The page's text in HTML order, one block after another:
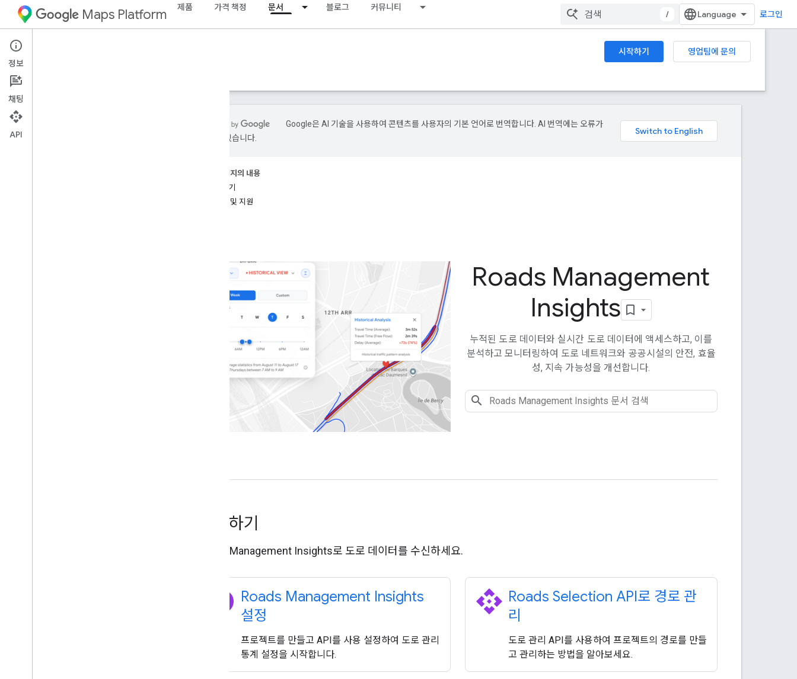
Maps Platform 제품 가격 책정 문서 블로그 커뮤니티
/ 로그인
Roads Management Insights 시작하기
영업팀에 문의
가이드
Google은 AI 기술을 사용하여 콘텐츠를 사용자의 기본 언어로 번역합니다. AI 번역에는 오류가
있을 수 있습니다.
이 페이지의 내용
시작하기
도움말 및 지원
Roads Management
Insights
누적된 도로 데이터와 실시간 도로 데이터에 액세스하고, 이를
분석하고 모니터링하여 도로 네트워크와 공공시설의 안전, 효율
성, 지속 가능성을 개선합니다.
시작하기
Roads Management Insights로 도로 데이터를 수신하세요.
explore Roads Management Insights
설정
프로젝트를 만들고 API를 사용 설정하여 도로 관리
통계 설정을 시작합니다.
api Roads Selection API로 경로 관
리
도로 관리 API를 사용하여 프로젝트의 경로를 만들
고 관리하는 방법을 알아보세요.
정보
채팅
API